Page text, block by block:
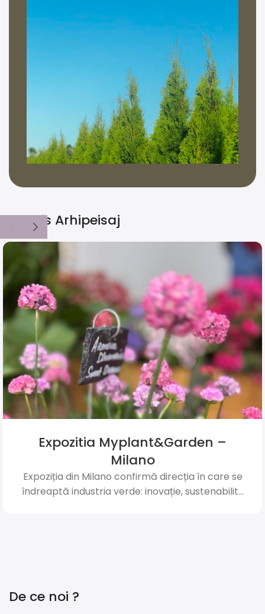
Blog Iris Arhipeisaj
Expozitia Myplant&Garden –
Milano
Expoziția din Milano confirmă direcția în care se
îndreaptă industria verde: inovație, sustenabilit...
De ce noi ?